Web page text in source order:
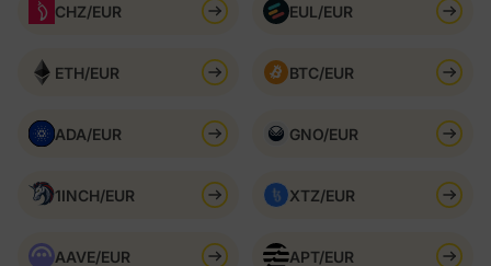
CHZ/EUR EUL/EUR
ETH/EUR BTC/EUR
ADA/EUR GNO/EUR
1INCH/EUR XTZ/EUR
AAVE/EUR APT/EUR